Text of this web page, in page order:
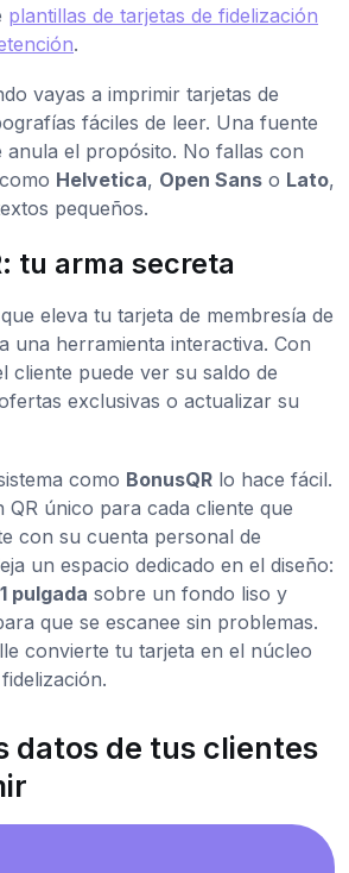
plantillas de tarjetas de fidelización
.
vayas a imprimir tarjetas de
fáciles de leer. Una fuente
anula el propósito. No fallas con
Helvetica, Open Sans o Lato,
pequeños.
tu arma secreta
eleva tu tarjeta de membresía de
una herramienta interactiva. Con
cliente puede ver su saldo de
exclusivas o actualizar su
como BonusQR lo hace fácil.
QR único para cada cliente que
con su cuenta personal de
un espacio dedicado en el diseño:
pulgada sobre un fondo liso y
que se escanee sin problemas.
convierte tu tarjeta en el núcleo
datos de tus clientes